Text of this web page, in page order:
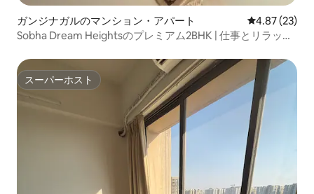
ガンジナガルのマンション・アパート レビュー23
4.87 (23)
Sobha Dream Heightsのプレミアム2BHK | 仕事とリラック
スーパーホスト
スーパーホスト